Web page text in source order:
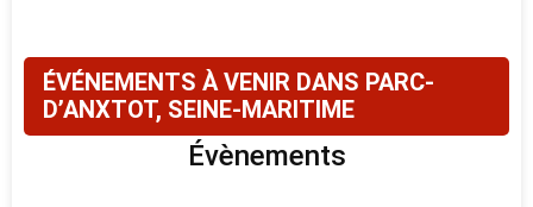
ÉVÉNEMENTS À VENIR DANS PARC-
D’ANXTOT, SEINE-MARITIME
Évènements